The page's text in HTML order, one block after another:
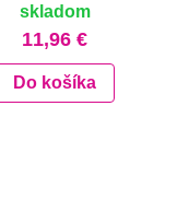
skladom
11,96 €
Do košíka